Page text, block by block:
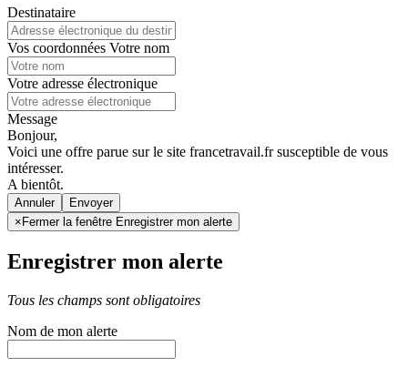
Destinataire
Vos coordonnées Votre nom
Votre adresse électronique
Message
Bonjour,
Voici une offre parue sur le site francetravail.fr susceptible de vous
intéresser.
A bientôt.
Annuler
× Fermer la fenêtre Enregistrer mon alerte
Enregistrer mon alerte
Tous les champs sont obligatoires
Nom de mon alerte